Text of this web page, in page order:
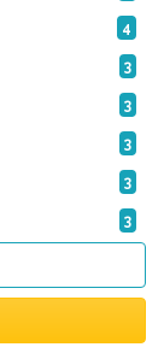
4
3
3
3
3
3